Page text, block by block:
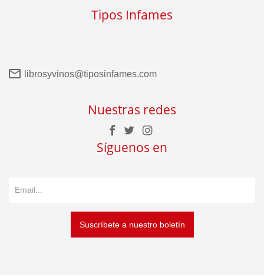
Tipos Infames
librosyvinos@tiposinfames.com
Nuestras redes
Síguenos en
Suscríbete a nuestro boletín